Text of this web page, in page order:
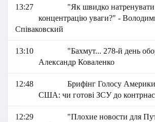
13:27
"Як швидко
концентрацію уваги?" -
Співаковский
13:10
"Бахмут... 278-й день
Александр Коваленко
12:48
Брифінг Голосу
США: чи готові ЗСУ до
12:29
"Плохие новости для